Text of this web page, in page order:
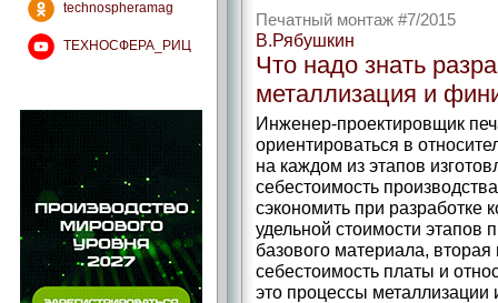
technospheramag
ТЕХНОСФЕРА_РИЦ
Печатный монтаж #7/2015
В.Рябушкин
Что надо знать
металлизация и
Инженер-проектировщик
ориентироваться в
на каждом из этапов
себестоимость
сэкономить при разработке
удельной стоимости этапов
базового материала,
себестоимость платы и
это процессы